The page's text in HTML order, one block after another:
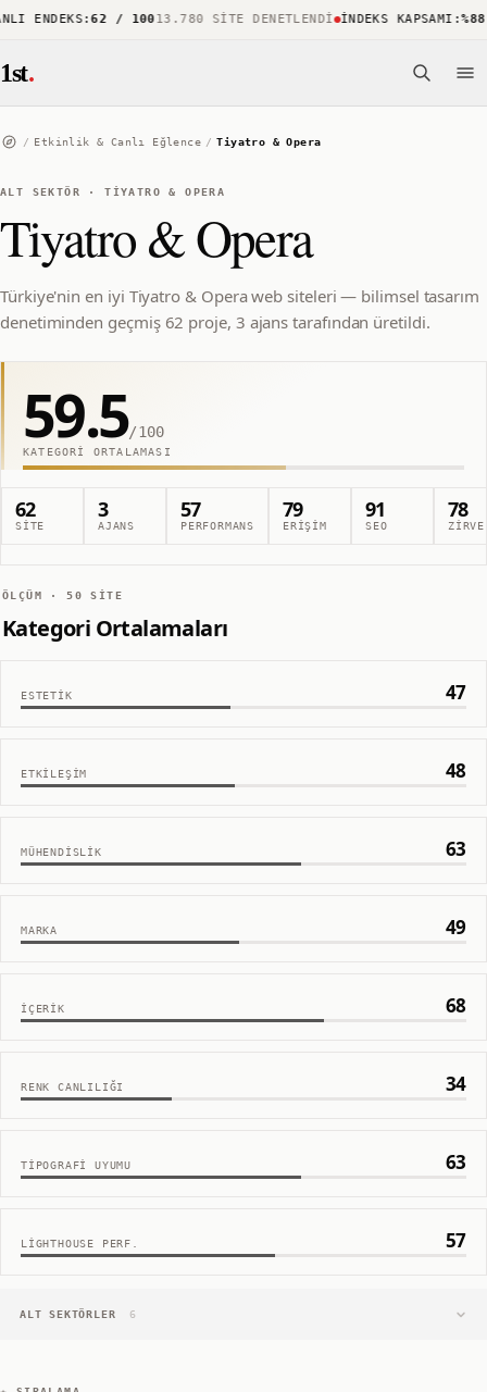
ENDEKS:62 / 10013.780 SITE DENETLENDI İNDEKS KAPSAMI:%88
1st.
/ Etkinlik & Canlı Eğlence / Tiyatro & Opera
ALT SEKTÖR ·TIYATRO & OPERA
Tiyatro & Opera
Türkiye'nin en iyi Tiyatro & Opera web siteleri — bilimsel tasarım
denetiminden geçmiş 62 proje, 3 ajans tarafından üretildi.
59.5/100
KATEGORI ORTALAMASI
62
SITE
3
AJANS
57
PERFORMANS
79
ERIŞIM
91
SEO
78
ZIRVE
ÖLÇÜM · 50 SITE
Kategori Ortalamaları
ESTETIK 47
ETKILEŞIM 48
MÜHENDISLIK 63
MARKA 49
İÇERIK 68
RENK CANLILIĞI 34
TIPOGRAFI UYUMU 63
LIGHTHOUSE PERF. 57
ALT SEKTÖRLER 6